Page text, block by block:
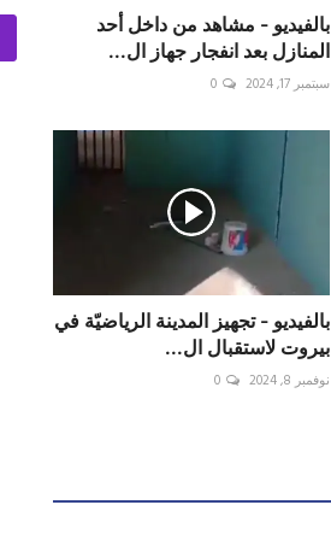
بالفيديو - مشاهد من داخل أحد
المنازل بعد انفجار جهاز ال...
سبتمبر 17, 2024 0
بالفيديو - تجهيز المدينة الرياضيّة في
بيروت لاستقبال ال...
نوفمبر 8, 2024 0